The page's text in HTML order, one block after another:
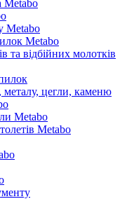
Metabo
Metabo
Metabo
та відбійних молотків
металу, цегли, каменю
Metabo
Metabo